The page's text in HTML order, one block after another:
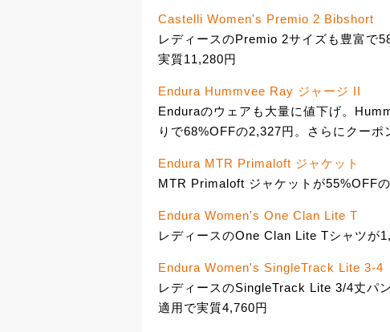
Castelli Women's Premio 2 Bibshort
レディースのPremio 2サイズも豊富で
実質11,280円
Endura Hummvee Ray ジャージ II
Enduraのウェアも大量に値下げ。
りで68%OFFの2,327円。さらにクーポ
Endura MTR Primaloft ジャケット
MTR Primaloft ジャケットが55%OFF
Endura Women's One Clan Lite T
レディースのOne Clan Lite Tシャツが
Endura Women's SingleTrack Lite 3-4
レディースのSingleTrack Lite 3/4丈パ
適用で実質4,760円